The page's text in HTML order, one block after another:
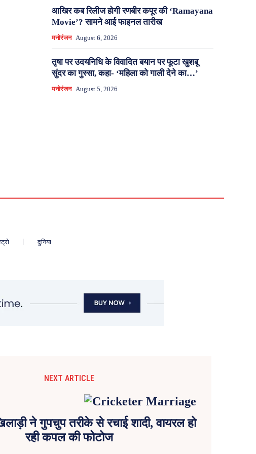
आखिर कब रिलीज होगी रणबीर कपूर की ‘Ramayana
Movie’? सामने आई फाइनल तारीख
मनोरंजन August 6, 2026
तृषा पर उदयनिधि के विवादित बयान पर फूटा खुशबू
सुंदर का गुस्सा, कहा- ‘महिला को गाली देने का…’
मनोरंजन August 5, 2026
दुनिया
NEXT ARTICLE
ने गुपचुप तरीके से रचाई शादी, वायरल हो
रही कपल की फोटोज